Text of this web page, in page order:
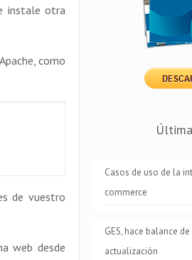
instale otra
como
de vuestro
web desde
Casos de uso de la
commerce
GES, hace balance
actualización